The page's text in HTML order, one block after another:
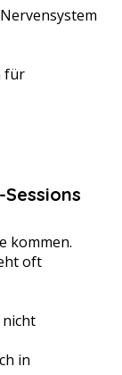
für
kommen​.
oft
nicht
in